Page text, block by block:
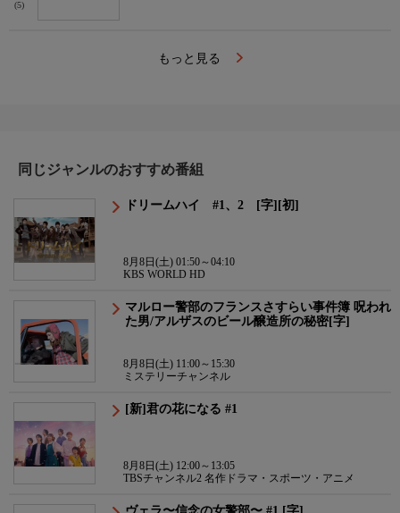
(5)
もっと見る
同じジャンルのおすすめ番組
ドリームハイ #1、2 [字][初]
8月8日(土) 01:50～04:10
KBS WORLD HD
マルロー警部のフランスさすらい事件簿 呪われ
た男/アルザスのビール醸造所の秘密[字]
8月8日(土) 11:00～15:30
ミステリーチャンネル
[新]君の花になる #1
8月8日(土) 12:00～13:05
TBSチャンネル2 名作ドラマ・スポーツ・アニメ